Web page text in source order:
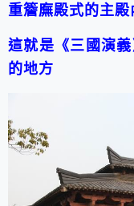
重簷廡殿式的主
這就是《三國演義
的地方